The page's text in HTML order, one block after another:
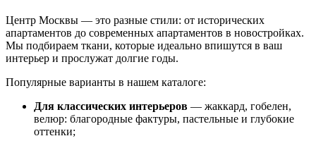
Центр Москвы — это разные стили: от исторических
апартаментов до современных апартаментов в новостройках.
Мы подбираем ткани, которые идеально впишутся в ваш
интерьер и прослужат долгие годы.
Популярные варианты в нашем каталоге:
Для классических интерьеров — жаккард, гобелен,
велюр: благородные фактуры, пастельные и глубокие
оттенки;